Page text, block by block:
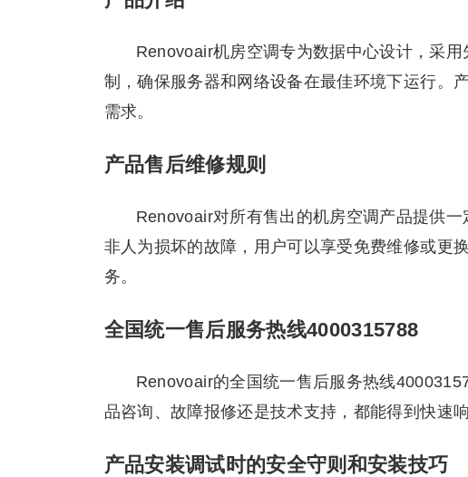
Renovoair机房空调专为数据中心设计，采
制，确保服务器和网络设备在最佳环境下运行。
需求。
产品售后维修规则
Renovoair对所有售出的机房空调产品提供
非人为损坏的故障，用户可以享受免费维修或更
务。
全国统一售后服务热线4000315788
Renovoair的全国统一售后服务热线
品咨询、故障报修还是技术支持，都能得到快速响
产品安装调试时的安全守则和安装技巧